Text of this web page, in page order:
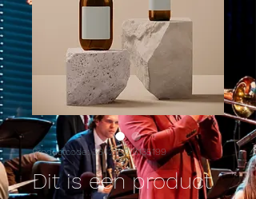
Productcode: 364215376135199
Dit is een product